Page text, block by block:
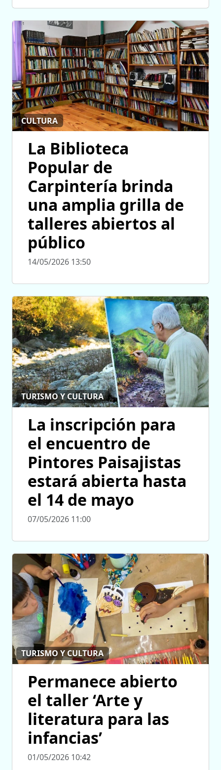
CULTURA
La Biblioteca
Popular de
Carpintería brinda
una amplia grilla de
talleres abiertos al
público
14/05/2026 13:50
TURISMO Y CULTURA
La inscripción para
el encuentro de
Pintores Paisajistas
estará abierta hasta
el 14 de mayo
07/05/2026 11:00
TURISMO Y CULTURA
Permanece abierto
el taller ‘Arte y
literatura para las
infancias’
01/05/2026 10:42